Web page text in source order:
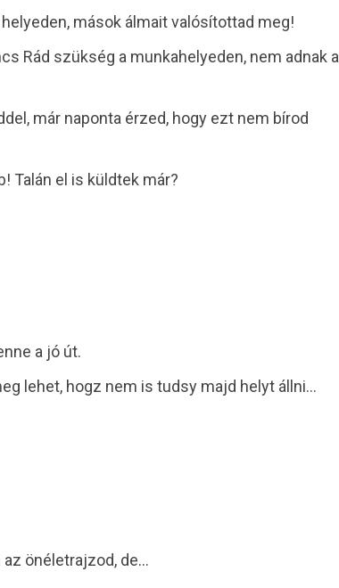
mások álmait valósítottad meg!
Rád szükség a munkahelyeden, nem adnak a
már naponta érzed, hogy ezt nem bírod
Talán el is küldtek már?
a jó út.
lehet, hogz nem is tudsy majd helyt állni…
önéletrajzod, de…